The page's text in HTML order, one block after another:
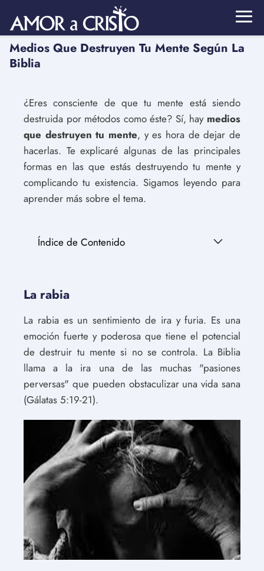
Medios Que Destruyen Tu Mente Según La
Biblia
¿Eres consciente de que tu mente está siendo
destruida por métodos como éste? Sí, hay medios
que destruyen tu mente, y es hora de dejar de
hacerlas. Te explicaré algunas de las principales
formas en las que estás destruyendo tu mente y
complicando tu existencia. Sigamos leyendo para
aprender más sobre el tema.
Índice de Contenido
La rabia
La rabia es un sentimiento de ira y furia. Es una
emoción fuerte y poderosa que tiene el potencial
de destruir tu mente si no se controla. La Biblia
llama a la ira una de las muchas "pasiones
perversas" que pueden obstaculizar una vida sana
(Gálatas 5:19-21).